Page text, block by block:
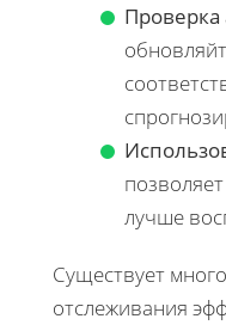
Проверка
лучше
Существует
отслеживания